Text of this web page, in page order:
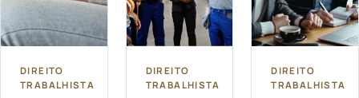
Incentivada
de
Tributos...
quantidade…
DIREITO
TRABALHISTA
DIREITO
TRABALHISTA
DIREITO
TRABALHISTA